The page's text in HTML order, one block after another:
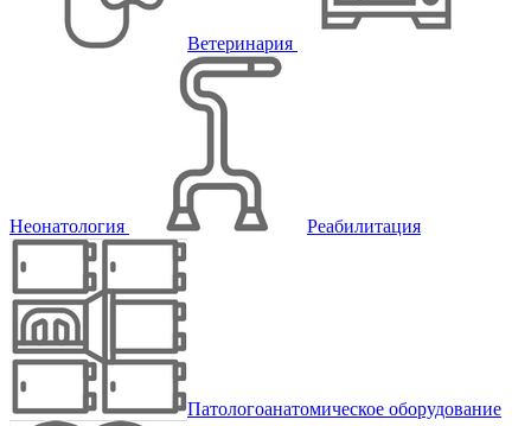
Ветеринария
Неонатология Реабилитация
Патологоанатомическое оборудование